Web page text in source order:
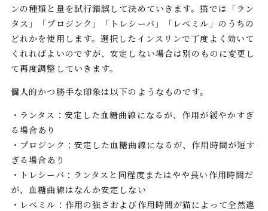
ンの種類と量を試行錯誤して決めていきます。猫では「ラン
タス」「プロジンク」「トレシーバ」「レベミル」のうちの
どれかを使用します。選択したインスリンで丁度よく効いて
くれればよいのですが、安定しない場合は別のものに変更し
て再度調整していきます。
個人的かつ勝手な印象は以下のようなものです。
・ランタス：安定した血糖曲線になるが、作用が緩やかすぎ
る場合あり
・プロジンク：安定した血糖曲線になるが、作用時間が短す
ぎる場合あり
・トレシーバ：ランタスと同程度またはやや長い作用時間だ
が、血糖曲線はなんか安定しない
・レベミル：作用の強さおよび作用時間が猫によって全然違